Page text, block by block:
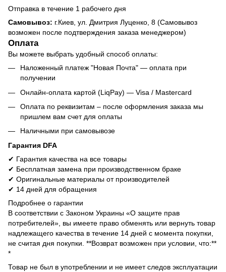
Отправка в течение 1 рабочего дня
Самовывоз: г.Киев, ул. Дмитрия Луценко, 8 (Самовывоз
возможен после подтверждения заказа менеджером)
Оплата
Вы можете выбрать удобный способ оплаты:
Наложенный платеж "Новая Почта" — оплата при
получении
Онлайн-оплата картой (LiqPay) — Visa / Mastercard
Оплата по реквизитам – после оформления заказа мы
пришлем вам счет для оплаты
Наличными при самовывозе
Гарантия DFA
✔ Гарантия качества на все товары
✔ Бесплатная замена при производственном браке
✔ Оригинальные материалы от производителей
✔ 14 дней для обращения
Подробнее о гарантии
В соответствии с Законом Украины «О защите прав
потребителей», вы имеете право обменять или вернуть товар
надлежащего качества в течение 14 дней с момента покупки,
не считая дня покупки. **Возврат возможен при условии, что:**
*
Товар не был в употреблении и не имеет следов эксплуатации